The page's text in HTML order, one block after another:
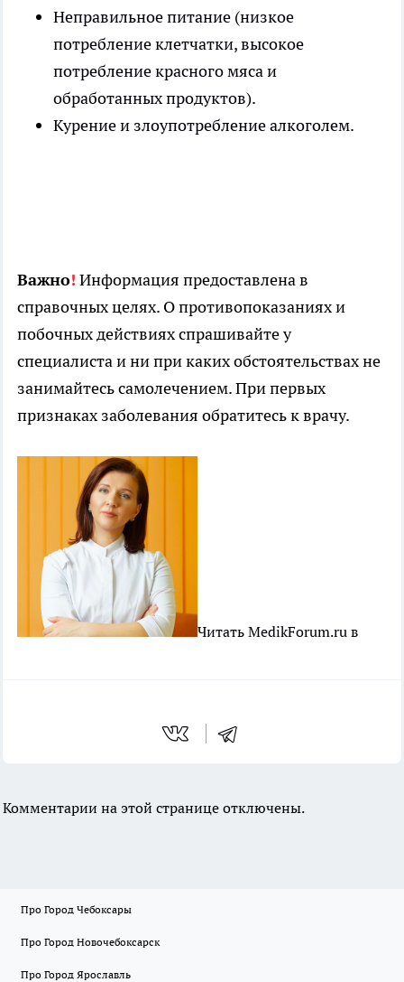
Неправильное питание (низкое
потребление клетчатки, высокое
потребление красного мяса и
обработанных продуктов).
Курение и злоупотребление алкоголем.
Важно! Информация предоставлена в
справочных целях. О противопоказаниях и
побочных действиях спрашивайте у
специалиста и ни при каких обстоятельствах не
занимайтесь самолечением. При первых
признаках заболевания обратитесь к врачу.
Читать MedikForum.ru в
Комментарии на этой странице отключены.
Про Город Чебоксары
Про Город Новочебоксарск
Про Город Ярославль